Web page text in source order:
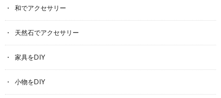
和でアクセサリー
天然石でアクセサリー
家具をDIY
小物をDIY